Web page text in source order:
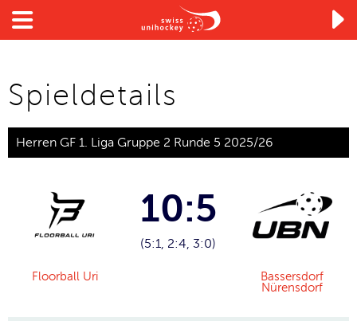

Spieldetails
Herren GF 1. Liga Gruppe 2 Runde 5 2025/26
Floorball Uri
10:5
(5:1, 2:4, 3:0)
Bassersdorf
Nürensdorf